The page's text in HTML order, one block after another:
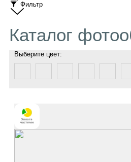
Фильтр
Каталог
Выберите цвет: